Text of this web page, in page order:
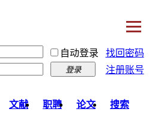
自动登录
找回密码
登录 注册账号
文献 职聘 论文 搜索